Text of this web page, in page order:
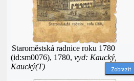
Staroměstská radnice roku 1780
(id:sm0076), 1780, vyd: Kaucký,
Kaucký(T)
Zobrazit